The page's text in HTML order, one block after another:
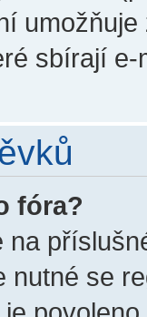
sbírají e-
fóra?
na
nutné se